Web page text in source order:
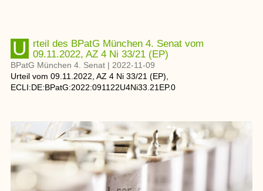
Urteil des BPatG München 4. Senat vom 09.11.2022, AZ 4 Ni 33/21 (EP)
BPatG München 4. Senat | 2022-11-09
Urteil vom 09.11.2022 , AZ 4 Ni 33/21 (EP)
ECLI:DE:BPatG:2022:091122U4Ni33.21EP.0